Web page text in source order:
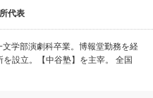
代表
学部演劇科卒業。博報堂勤務を経
設立。【中谷塾】を主宰。 全国